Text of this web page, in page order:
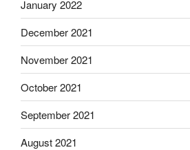
January 2022
December 2021
November 2021
October 2021
September 2021
August 2021